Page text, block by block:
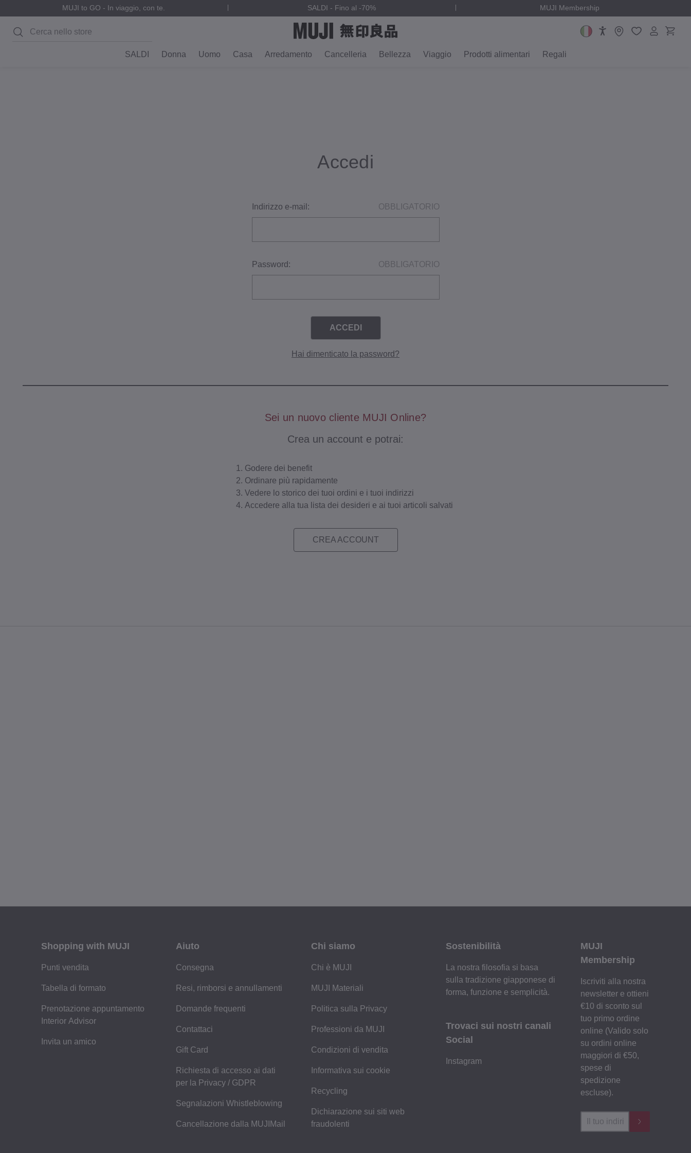
MUJI to GO - In viaggio, con te. SALDI - Fino al -70% MUJI Membership
Cerca
SALDI Donna Uomo Casa Arredamento Cancelleria Bellezza Viaggio Prodotti alimentari Regali
Accedi
Indirizzo e-mail: OBBLIGATORIO
Password: OBBLIGATORIO
Hai dimenticato la password?
Sei un nuovo cliente MUJI Online?
Crea un account e potrai:
Godere dei benefit
Ordinare più rapidamente
Vedere lo storico dei tuoi ordini e i tuoi indirizzi
Accedere alla tua lista dei desideri e ai tuoi articoli salvati
CREA ACCOUNT
Shopping with MUJI
Punti vendita
Tabella di formato
Prenotazione appuntamento
Interior Advisor
Invita un amico
Aiuto
Consegna
Resi, rimborsi e annullamenti
Domande frequenti
Contattaci
Gift Card
Richiesta di accesso ai dati
per la Privacy / GDPR
Segnalazioni Whistleblowing
Cancellazione dalla MUJIMail
Chi siamo
Chi è MUJI
MUJI Materiali
Politica sulla Privacy
Professioni da MUJI
Condizioni di vendita
Informativa sui cookie
Recycling
Dichiarazione sui siti web
fraudolenti
Sostenibilità
La nostra filosofia si basa
sulla tradizione giapponese di
forma, funzione e semplicità.
Trovaci sui nostri canali
Social
Instagram
MUJI
Membership
Iscriviti alla nostra
newsletter e ottieni
€10 di sconto sul
tuo primo ordine
online (Valido solo
su ordini online
maggiori di €50,
spese di
spedizione
escluse).